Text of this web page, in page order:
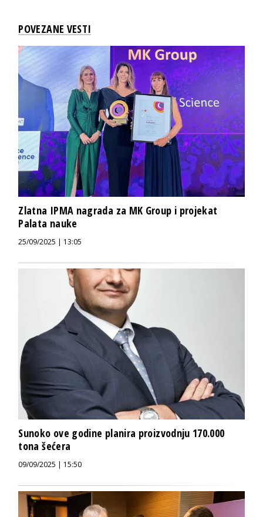
POVEZANE VESTI
Zlatna IPMA nagrada za MK Group i projekat
Palata nauke
25/09/2025 | 13:05
Sunoko ove godine planira proizvodnju 170.000
tona šećera
09/09/2025 | 15:50